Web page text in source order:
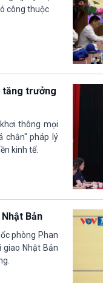
công thuộc
tăng trưởng
thông mọi
chắn" pháp lý
kinh tế.
Bản
phòng Phan
giao Nhật Bản